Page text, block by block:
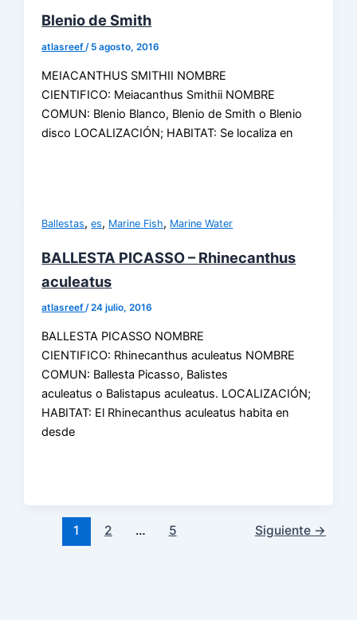
Blenio de Smith
atlasreef/ 5 agosto, 2016
MEIACANTHUS SMITHII NOMBRE
CIENTIFICO: Meiacanthus Smithii NOMBRE
COMUN: Blenio Blanco, Blenio de Smith o Blenio
disco LOCALIZACIÓN; HABITAT: Se localiza en
Ballestas,es, Marine Fish, Marine Water
BALLESTA PICASSO – Rhinecanthus
aculeatus
atlasreef/24 julio, 2016
BALLESTA PICASSO NOMBRE
CIENTIFICO: Rhinecanthus aculeatus NOMBRE
COMUN: Ballesta Picasso, Balistes
aculeatus o Balistapus aculeatus. LOCALIZACIÓN;
HABITAT: El Rhinecanthus aculeatus habita en
desde
1 2 … 5 Siguiente →